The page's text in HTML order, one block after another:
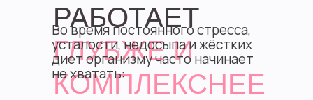
РАБОТАЕТ
ГЛУБЖЕ И
КОМПЛЕКСНЕЕ
Во время постоянного стресса,
усталости, недосыпа и жёстких
диет организму часто начинает
не хватать: